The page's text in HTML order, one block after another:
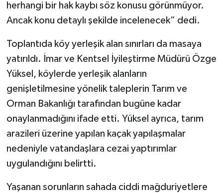
herhangi bir hak kaybı söz konusu görünmüyor.
Ancak konu detaylı şekilde incelenecek” dedi.
Toplantıda köy yerleşik alan sınırları da masaya
yatırıldı. İmar ve Kentsel İyileştirme Müdürü Özge
Yüksel, köylerde yerleşik alanların
genişletilmesine yönelik taleplerin Tarım ve
Orman Bakanlığı tarafından bugüne kadar
onaylanmadığını ifade etti. Yüksel ayrıca, tarım
arazileri üzerine yapılan kaçak yapılaşmalar
nedeniyle vatandaşlara cezai yaptırımlar
uygulandığını belirtti.
Yaşanan sorunların sahada ciddi mağduriyetlere